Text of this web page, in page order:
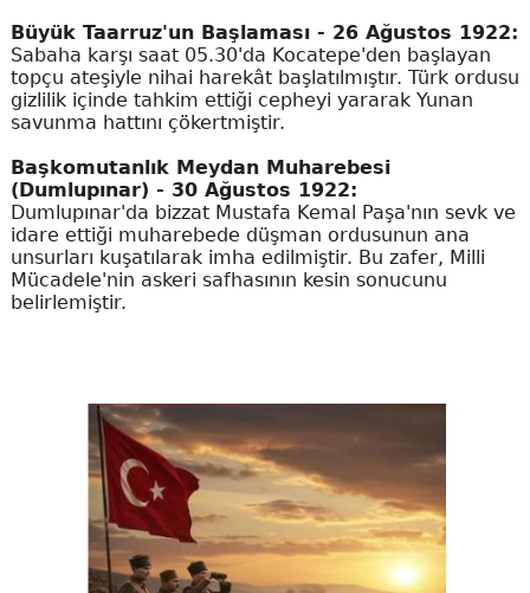
Büyük Taarruz'un Başlaması - 26 Ağustos 1922:
Sabaha karşı saat 05.30'da Kocatepe'den başlayan
topçu ateşiyle nihai harekât başlatılmıştır. Türk ordusu
gizlilik içinde tahkim ettiği cepheyi yararak Yunan
savunma hattını çökertmiştir.
Başkomutanlık Meydan Muharebesi
(Dumlupınar) - 30 Ağustos 1922:
Dumlupınar'da bizzat Mustafa Kemal Paşa'nın sevk ve
idare ettiği muharebede düşman ordusunun ana
unsurları kuşatılarak imha edilmiştir. Bu zafer, Milli
Mücadele'nin askeri safhasının kesin sonucunu
belirlemiştir.